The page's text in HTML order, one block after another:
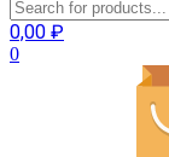
0,00 ₽
0